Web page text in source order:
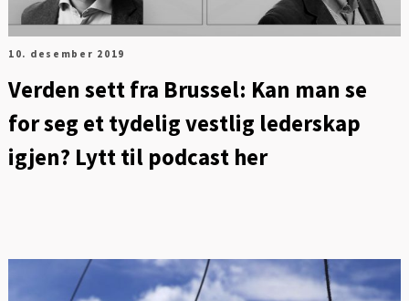
10. desember 2019
Verden sett fra Brussel: Kan man se
for seg et tydelig vestlig lederskap
igjen? Lytt til podcast her